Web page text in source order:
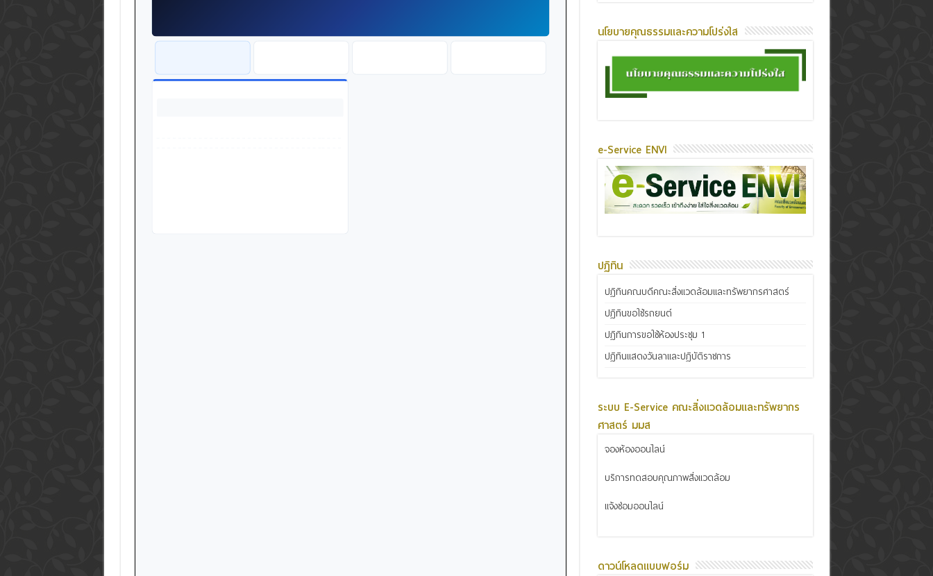
นโยบายคุณธรรมและความโปร่งใส
e-Service ENVI
ปฏิทิน
ปฏิทินคณบดีคณะสิ่งแวดล้อมและทรัพยากรศาสตร์
ปฏิทินขอใช้รถยนต์
ปฏิทินการขอใช้ห้องประชุม 1
ปฏิทินแสดงวันลาและปฏิบัติราชการ
ระบบ E-Service คณะสิ่งแวดล้อมและทรัพยากร
ศาสตร์ มมส
จองห้องออนไลน์
บริการทดสอบคุณภาพสิ่งแวดล้อม
แจ้งซ่อมออนไลน์
ดาวน์โหลดแบบฟอร์ม